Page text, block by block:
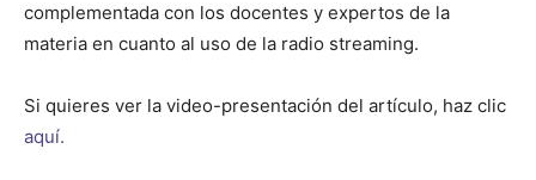
complementada con los docentes y expertos de la
materia en cuanto al uso de la radio streaming.
Si quieres ver la video-presentación del artículo, haz clic
aquí.